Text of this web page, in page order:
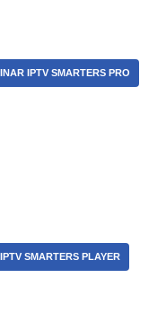
IPTV SMARTERS PRO
SMARTERS PLAYER